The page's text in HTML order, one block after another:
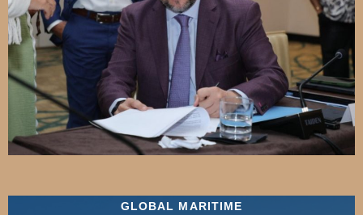
GLOBAL MARITIME